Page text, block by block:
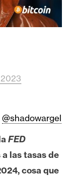
2023
@shadowargel
FED
las tasas de
cosa que